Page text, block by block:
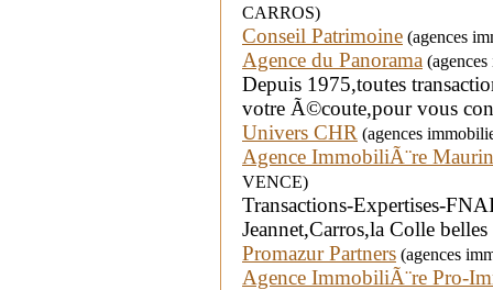
CARROS)
Conseil Patrimoine (agences
Agence du Panorama
Depuis 1975,toutes
votre Ã©coute,pour vous
Univers CHR (agences
Agence ImmobiliÃ¨re Maurin
VENCE)
Transactions-Expertises-
Jeannet,Carros,la Colle
Promazur Partners (agences
Agence ImmobiliÃ¨re Pro-